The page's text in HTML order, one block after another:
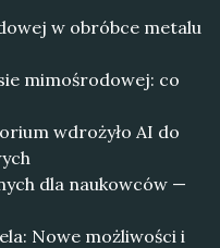
w obróbce metalu
mimośrodowej: co
wdrożyło AI do
dla naukowców —
Nowe możliwości i